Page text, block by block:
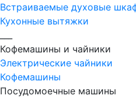
Встраиваемые духовые
Кухонные вытяжки
Кофемашины и чайники
Электрические чайники
Кофемашины
Посудомоечные машины